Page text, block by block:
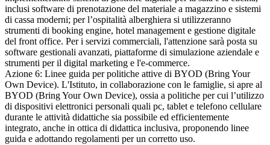
inclusi software di prenotazione del materiale a magazzino e sistemi
di cassa moderni; per l’ospitalità alberghiera si utilizzeranno
strumenti di booking engine, hotel management e gestione digitale
del front office. Per i servizi commerciali, l'attenzione sarà posta su
software gestionali avanzati, piattaforme di simulazione aziendale e
strumenti per il digital marketing e l'e-commerce.
Azione 6: Linee guida per politiche attive di BYOD (Bring Your
Own Device). L'Istituto, in collaborazione con le famiglie, si apre al
BYOD (Bring Your Own Device), ossia a politiche per cui l’utilizzo
di dispositivi elettronici personali quali pc, tablet e telefono cellulare
durante le attività didattiche sia possibile ed efficientemente
integrato, anche in ottica di didattica inclusiva, proponendo linee
guida e adottando regolamenti per un corretto uso.